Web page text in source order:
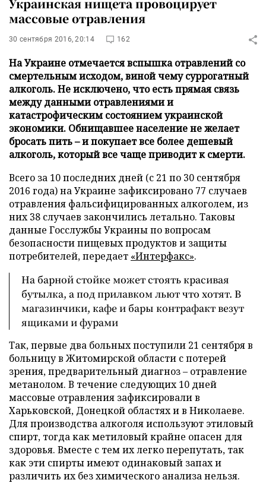
Украинская нищета провоцирует
массовые отравления
30 сентября 2016, 20:14 162
На Украине отмечается вспышка отравлений со
смертельным исходом, виной чему суррогатный
алкоголь. Не исключено, что есть прямая связь
между данными отравлениями и
катастрофическим состоянием украинской
экономики. Обнищавшее население не желает
бросать пить – и покупает все более дешевый
алкоголь, который все чаще приводит к смерти.
Всего за 10 последних дней (с 21 по 30 сентября
2016 года) на Украине зафиксировано 77 случаев
отравления фальсифицированных алкоголем, из
них 38 случаев закончились летально. Таковы
данные Госслужбы Украины по вопросам
безопасности пищевых продуктов и защиты
потребителей, передает «Интерфакс».
На барной стойке может стоять красивая
бутылка, а под прилавком льют что хотят. В
магазинчики, кафе и бары контрафакт везут
ящиками и фурами
Так, первые два больных поступили 21 сентября в
больницу в Житомирской области с потерей
зрения, предварительный диагноз – отравление
метанолом. В течение следующих 10 дней
массовые отравления зафиксировали в
Харьковской, Донецкой областях и в Николаеве.
Для производства алкоголя используют этиловый
спирт, тогда как метиловый крайне опасен для
здоровья. Вместе с тем их легко перепутать, так
как эти спирты имеют одинаковый запах и
различить их без химического анализа нельзя.